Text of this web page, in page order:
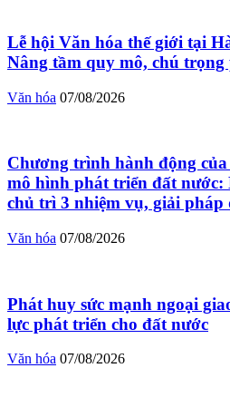
Lễ hội Văn hóa thế giới tại
Nâng tầm quy mô, chú
Văn hóa 07/08/2026
Chương trình hành động
mô hình phát triển đất
chủ trì 3 nhiệm vụ, giải pháp
Văn hóa 07/08/2026
Phát huy sức mạnh ngoại
lực phát triển cho đất nước
Văn hóa 07/08/2026